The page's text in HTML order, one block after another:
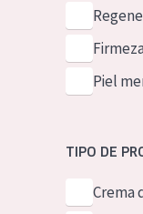
German
Spanish
Greek
Piel
TIPO DE
Crema